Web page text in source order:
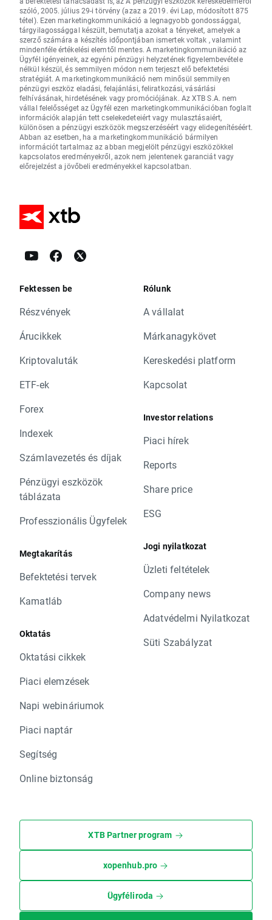
szóló, 2005. július 29-i törvény (azaz a 2019. évi Lap, módosított 875
tétel). Ezen marketingkommunikáció a legnagyobb gondossággal,
tárgyilagossággal készült, bemutatja azokat a tényeket, amelyek a
szerző számára a készítés időpontjában ismertek voltak , valamint
mindenféle értékelési elemtől mentes. A marketingkommunikáció az
Ügyfél igényeinek, az egyéni pénzügyi helyzetének figyelembevétele
nélkül készül, és semmilyen módon nem terjeszt elő befektetési
stratégiát. A marketingkommunikáció nem minősül semmilyen
pénzügyi eszköz eladási, felajánlási, feliratkozási, vásárlási
felhívásának, hirdetésének vagy promóciójának. Az XTB S.A. nem
vállal felelősséget az Ügyfél ezen marketingkommunikációban foglalt
információk alapján tett cselekedeteiért vagy mulasztásaiért,
különösen a pénzügyi eszközök megszerzéséért vagy elidegenítéséért.
Abban az esetben, ha a marketingkommunikáció bármilyen
információt tartalmaz az abban megjelölt pénzügyi eszközökkel
kapcsolatos eredményekről, azok nem jelentenek garanciát vagy
előrejelzést a jövőbeli eredményekkel kapcsolatban.
Fektessen be
Részvények
Árucikkek
Kriptovaluták
ETF-ek
Forex
Indexek
Számlavezetés és díjak
Pénzügyi eszközök
táblázata
Professzionális Ügyfelek
Megtakarítás
Befektetési tervek
Kamatláb
Oktatás
Oktatási cikkek
Piaci elemzések
Napi webináriumok
Piaci naptár
Segítség
Online biztonság
Rólunk
A vállalat
Márkanagykövet
Kereskedési platform
Kapcsolat
Investor relations
Piaci hírek
Reports
Share price
ESG
Jogi nyilatkozat
Üzleti feltételek
Company news
Adatvédelmi Nyilatkozat
Süti Szabályzat
XTB Partner program
xopenhub.pro
Ügyféliroda